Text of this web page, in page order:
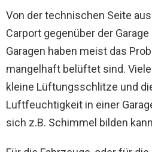
Von der technischen Seite
Carport gegenüber der
Garagen haben meist das
mangelhaft belüftet sind.
kleine Lüftungsschlitze und
Luftfeuchtigkeit in einer
sich z.B. Schimmel bilden